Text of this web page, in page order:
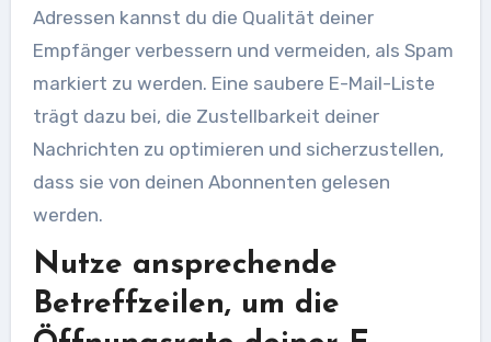
Adressen kannst du die Qualität deiner
Empfänger verbessern und vermeiden, als Spam
markiert zu werden. Eine saubere E-Mail-Liste
trägt dazu bei, die Zustellbarkeit deiner
Nachrichten zu optimieren und sicherzustellen,
dass sie von deinen Abonnenten gelesen
werden.
Nutze ansprechende
Betreffzeilen, um die